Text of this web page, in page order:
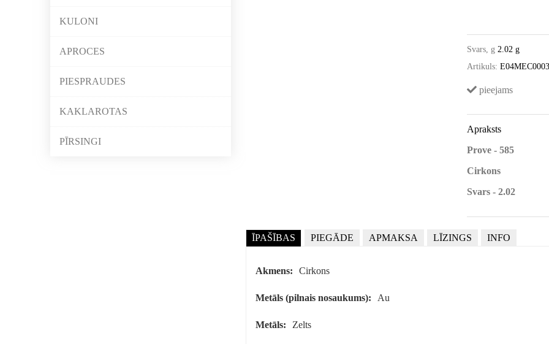
KULONI
APROCES
PIESPRAUDES
KAKLAROTAS
PĪRSINGI
Svars, g 2.02 g
Artikuls:
pieejams
Apraksts
Prove - 585
Cirkons
Svars - 2.02
ĪPAŠĪBAS PIEGĀDE APMAKSA LĪZINGS INFO
Akmens: Cirkons
Metāls (pilnais nosaukums): Au
Metāls: Zelts